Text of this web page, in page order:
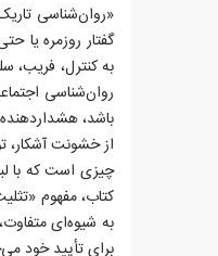
گفتار روزمره یا
به کنترل، فریب،
روان‌شناسی
باشد،
از خشونت آشکار،
چیزی است که با
کتاب، مفهوم
به شیوه‌ای
برای تأیید خود